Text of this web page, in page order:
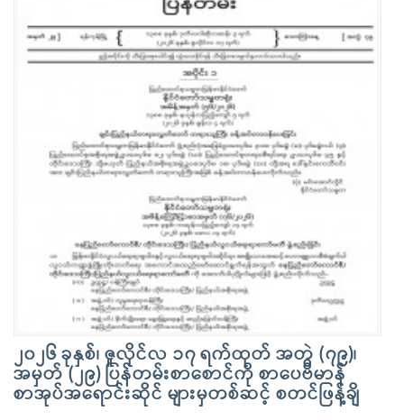
၂၀၂၆ ခုနှစ်၊ ဇူလိုင်လ ၁၇ ရက်ထုတ် အတွဲ (၇၉)၊
အမှတ် (၂၉) ပြန်တမ်းစာစောင်ကို စာပေဗိမာန်
စာအုပ်အရောင်းဆိုင် များမှတစ်ဆင့် စတင်ဖြန့်ချိ